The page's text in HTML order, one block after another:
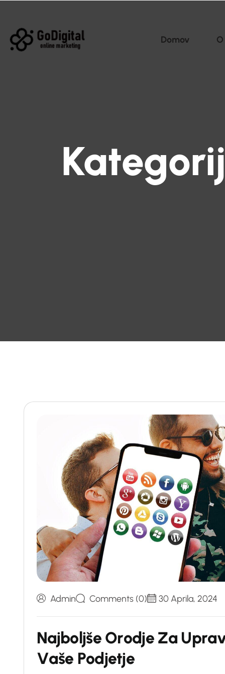
Domov
Admin Comments (0) 30 Aprila, 2024
Najboljše Orodje Za Upra
Vaše Podjetje